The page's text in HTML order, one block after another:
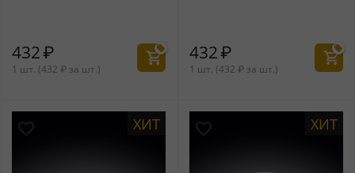
432₽
1 шт. (432 ₽ за шт.)
432₽
1 шт. (432 ₽ за шт.)
ХИТ ХИТ